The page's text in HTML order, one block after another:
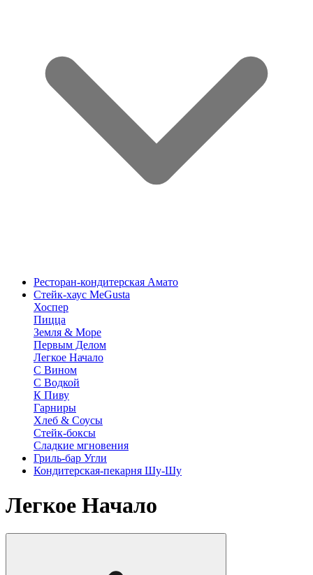
Ресторан-кондитерская Амато
Стейк-хаус MeGusta
Хоспер
Пицца
Земля & Море
Первым Делом
Легкое Начало
С Вином
С Водкой
К Пиву
Гарниры
Хлеб & Соусы
Стейк-боксы
Сладкие мгновения
Гриль-бар Угли
Кондитерская-пекарня Шу-Шу
Легкое Начало